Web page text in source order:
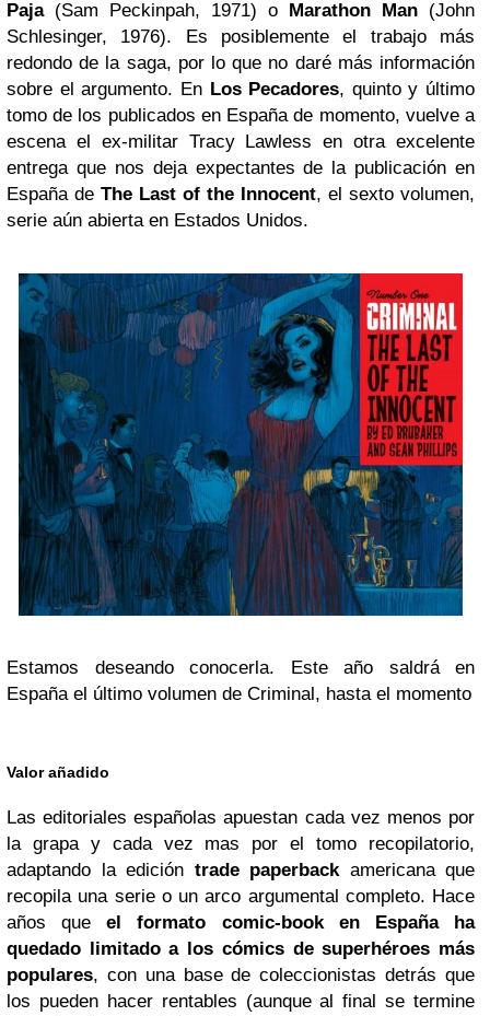
Paja(Sam Peckinpah, 1971) o Marathon Man (John
Schlesinger, 1976). Es posiblemente el trabajo más
redondo de la saga, por lo que no daré más información
sobre el argumento. En Los Pecadores, quinto y último
tomo de los publicados en España de momento, vuelve a
escena el ex-militar Tracy Lawless en otra excelente
entrega que nos deja expectantes de la publicación en
España de The Last of the Innocent, el sexto volumen,
serie aún abierta en Estados Unidos.
Estamos deseando conocerla. Este año saldrá en
España el último volumen de Criminal, hasta el momento
Valor añadido
Las editoriales españolas apuestan cada vez menos por
la grapa y cada vez mas por el tomo recopilatorio,
adaptando la edición trade paperback americana que
recopila una serie o un arco argumental completo. Hace
años queel formato comic-book en España ha
quedado limitado a los cómics de superhéroes más
populares, con una base de coleccionistas detrás que
los pueden hacer rentables (aunque al final se termine